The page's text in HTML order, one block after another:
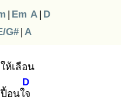
| Em A | D
G# | A
ให้เลือน
ปื้อนใจ
D